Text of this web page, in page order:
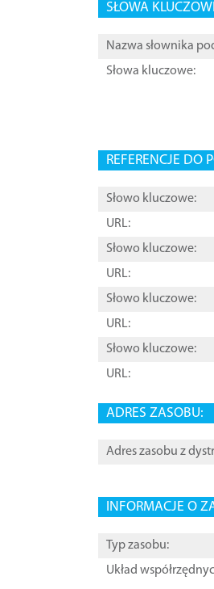
SŁOWA
Nazwa słownika
Słowa kluczowe:
REFERENCJE DO
Słowo kluczowe:
URL:
Słowo kluczowe:
URL:
Słowo kluczowe:
URL:
Słowo kluczowe:
URL:
ADRES ZASOBU:
Adres zasobu z
INFORMACJE O
Typ zasobu:
Układ